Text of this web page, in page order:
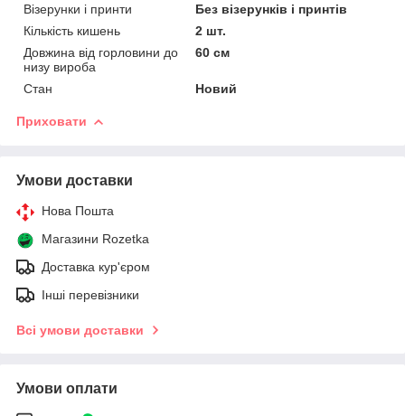
Візерунки і принти
Без візерунків і принтів
Кількість кишень
2 шт.
Довжина від горловини до
низу вироба
60 см
Стан Новий
Приховати
Умови доставки
Нова Пошта
Магазини Rozetka
Доставка кур'єром
Інші перевізники
Всі умови доставки
Умови оплати